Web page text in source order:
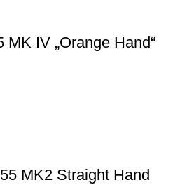
IV „Orange Hand“
MK2 Straight Hand